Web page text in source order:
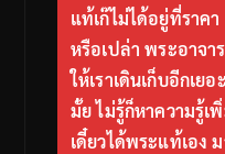
แท้เก๊ไม่ได้อยู่ที่ราค
หรือเปล่า พระอาจ
ให้เราเดินเก็บอีกเย
มั้ย ไม่รู้ก็หาความรู้เ
เดี๋ยวได้พระแท้เอง